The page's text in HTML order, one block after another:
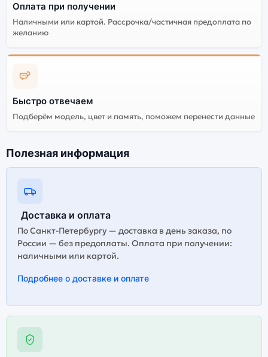
Оплата при получении
Наличными или картой. Рассрочка/частичная предоплата по
желанию
Быстро отвечаем
Подберём модель, цвет и память, поможем перенести данные
Полезная информация
Доставка и оплата
По Санкт-Петербургу — доставка в день заказа, по
России — без предоплаты. Оплата при получении:
наличными или картой.
Подробнее о доставке и оплате